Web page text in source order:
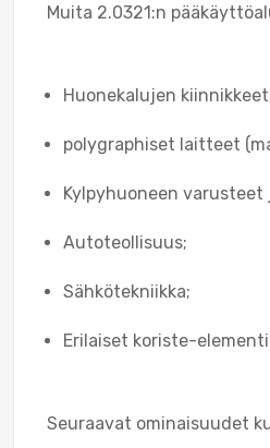
Muita 2.0321:n
Huonekalujen
polygraphiset laitteet
Kylpyhuoneen varusteet
Autoteollisuus;
Sähkötekniikka;
Erilaiset koriste-
Seuraavat ominaisuudet